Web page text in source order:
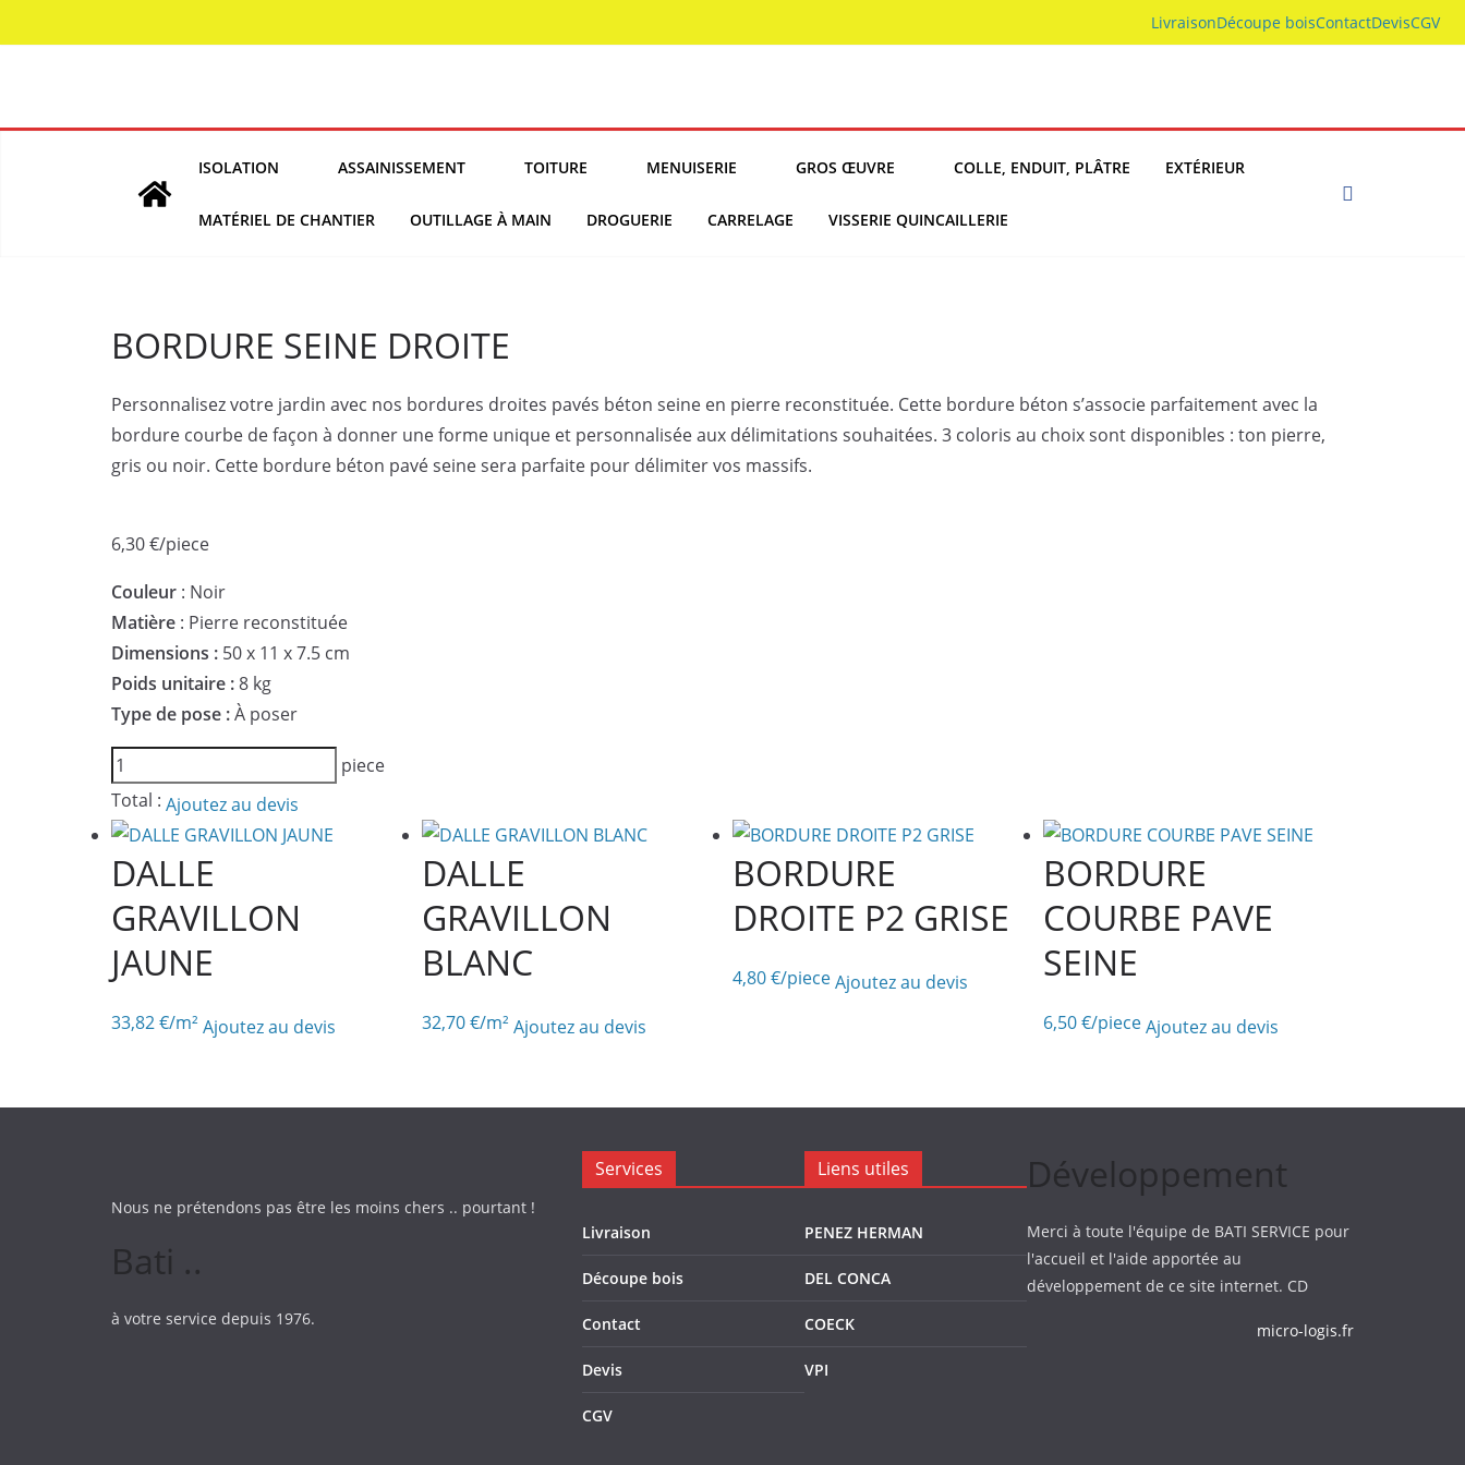
to
LivraisonDécoupe boisContactDevisCGV
ISOLATION ASSAINISSEMENT TOITURE MENUISERIE GROS ŒUVRE COLLE, ENDUIT, PLÂTRE EXTÉRIEUR
MATÉRIEL DE CHANTIER OUTILLAGE À MAIN DROGUERIE CARRELAGE VISSERIE QUINCAILLERIE
BORDURE SEINE DROITE
Personnalisez votre jardin avec nos bordures droites pavés béton seine en pierre reconstituée. Cette bordure béton s’associe parfaitement avec la
bordure courbe de façon à donner une forme unique et personnalisée aux délimitations souhaitées. 3 coloris au choix sont disponibles : ton pierre,
gris ou noir. Cette bordure béton pavé seine sera parfaite pour délimiter vos massifs.
6,30€/piece
Couleur : Noir
Matière : Pierre reconstituée
Dimensions : 50 x 11 x 7.5 cm
Poids unitaire :8 kg
Type de pose :À poser
quantité
de
BORDURE
DROITE
piece
Total : Ajoutez au devis
DALLE
GRAVILLON
JAUNE
33,82€/m² Ajoutez au devis
DALLE
GRAVILLON
BLANC
32,70€/m² Ajoutez au devis
BORDURE
DROITE P2 GRISE
4,80€/pieceAjoutez au devis
BORDURE
COURBE PAVE
SEINE
6,50€/pieceAjoutez au devis
Nous ne prétendons pas être les moins chers .. pourtant !
Bati ..
à votre service depuis 1976.
Services
Livraison
Découpe bois
Contact
Devis
CGV
Liens utiles
PENEZ HERMAN
DEL CONCA
COECK
VPI
Développement
Merci à toute l'équipe de BATI SERVICE pour
l'accueil et l'aide apportée au
développement de ce site internet. CD
micro-logis.fr